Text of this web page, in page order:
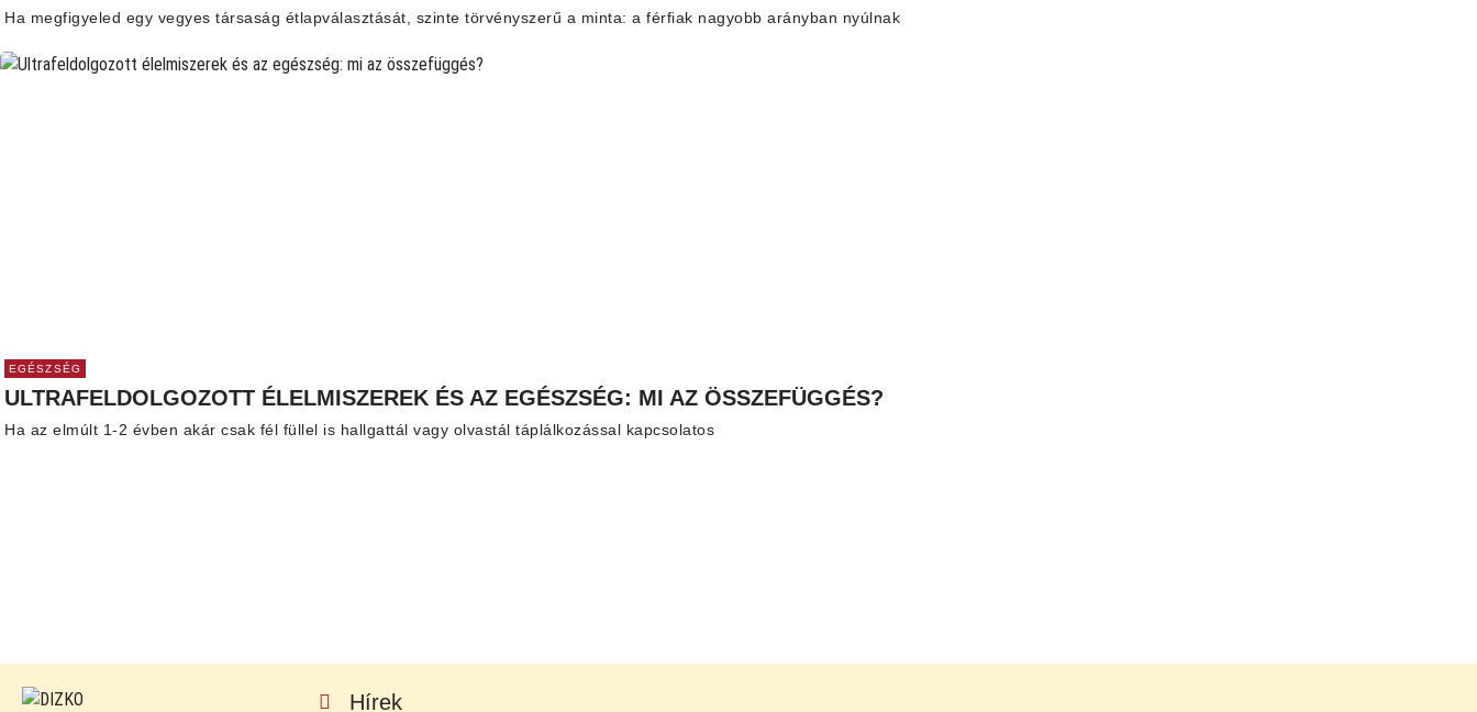
Ha megfigyeled egy vegyes társaság étlapválasztását, szinte törvényszerű a minta: a férfiak nagyobb arányban nyúlnak
EGÉSZSÉG
ULTRAFELDOLGOZOTT ÉLELMISZEREK ÉS AZ EGÉSZSÉG: MI AZ ÖSSZEFÜGGÉS?
Ha az elmúlt 1-2 évben akár csak fél füllel is hallgattál vagy olvastál táplálkozással kapcsolatos
Hírek